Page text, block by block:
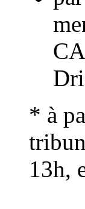
* à
13h,